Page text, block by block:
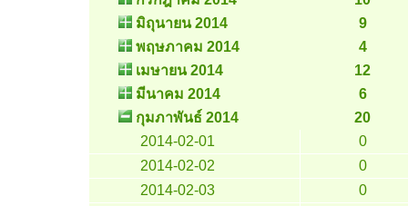
มิถุนายน 2014
9
พฤษภาคม 2014
4
เมษายน 2014
12
มีนาคม 2014
6
กุมภาพันธ์ 2014
20
2014-02-01
0
2014-02-02
0
2014-02-03
0